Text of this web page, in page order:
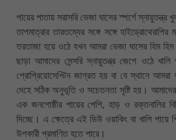
পায়ের পাতায় সরাসরি ভেজা ঘাসের স্পর্শে
তাপমাত্রার তারতম্যের সঙ্গে সঙ্গে
তরতাজা হয়ে ওঠে যখন আমরা ভেজা ঘাসের হিম
ছাড়া আমাদের সেন্সরি স্নায়ুতন্ত্র জেগে ওঠে
প্রোপ্রিয়োসেপ্টিন জাগ্রত হয় বা যে স্থানে আমরা
দেহে সঠিক অনুভূতি ও সচেতনতা সৃষ্টি হয়। আমাদের
এক জনগোষ্ঠীর পায়ের পেশি, হাড় ও রক্তনালির
দিচ্ছে। এ ক্ষেত্রে এই ডিউ ওয়াকিং বা খালি পায়ে
উপকারী প্রমাণিত হতে পারে।